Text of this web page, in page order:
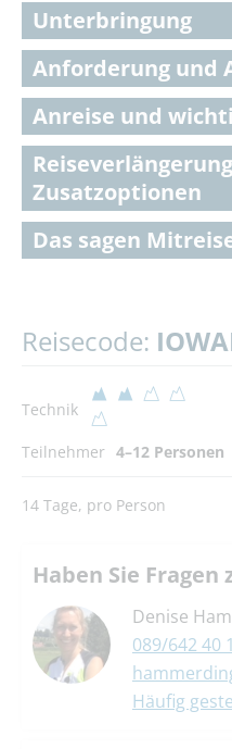
Unterbringung
Anforderung und
Anreise und
Zusatzoptionen
Das sagen
Reisecode:
Technik
Teilnehmer 4–12 Personen
14 Tage, pro Person
Haben Sie Fragen
Denise
089/642 40
Häufig